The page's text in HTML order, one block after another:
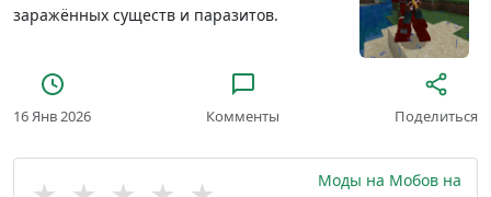
заражённых существ и паразитов.
16 Янв 2026 Комменты Поделиться
Моды на Мобов на